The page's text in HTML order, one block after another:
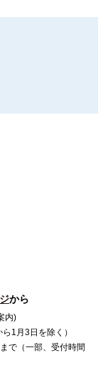
から
内)
1月3日を除く）
で（一部、受付時間